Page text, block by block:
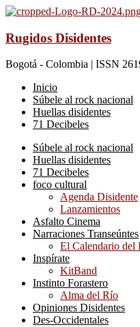
Rugidos Disidentes
Bogotá - Colombia | ISSN
Inicio
Súbele al rock nacional
Huellas disidentes
71 Decibeles
Súbele al rock nacional
Huellas disidentes
71 Decibeles
foco cultural
Agenda Disidente
Lanzamientos
Asfalto Cinema
Narraciones Transeúntes
El Calendario del
Inspírate
KitBand
Instinto Forastero
Alma del Río
Opiniones Disidentes
Des-Occidentales